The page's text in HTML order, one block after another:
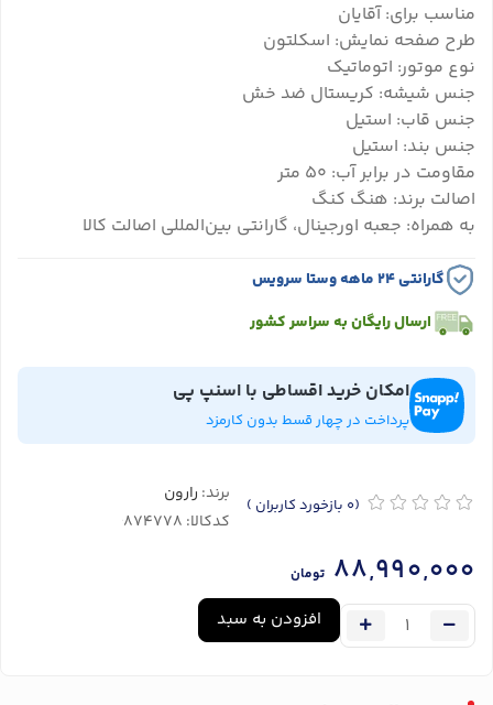
مناسب برای: آقایان
طرح صفحه نمایش: اسکلتون
نوع موتور: اتوماتیک
جنس شیشه: کریستال ضد خش
جنس قاب: استیل
جنس بند: استیل
مقاومت در برابر آب: 50 متر
اصالت برند: هنگ کنگ
به همراه: جعبه اورجینال، گارانتی بین‌المللی اصالت کالا
گارانتی ۲۴ ماهه وستا سرویس
ارسال رایگان به سراسر کشور
امکان خرید اقساطی با اسنپ پی
پرداخت در چهار قسط بدون کارمزد
(0 بازخورد کاربران ) برند: رارون
کدکالا:
88,990,000 تومان
افزودن به سبد